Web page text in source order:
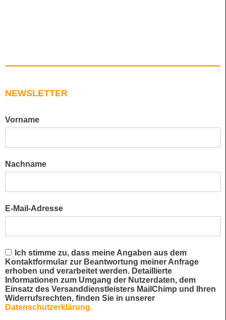
NEWSLETTER
Vorname
Nachname
E-Mail-Adresse
Ich stimme zu, dass meine Angaben aus dem
Kontaktformular zur Beantwortung meiner Anfrage
erhoben und verarbeitet werden. Detaillierte
Informationen zum Umgang der Nutzerdaten, dem
Einsatz des Versanddienstleisters MailChimp und Ihren
Widerrufsrechten, finden Sie in unserer
Datenschutzerklärung.